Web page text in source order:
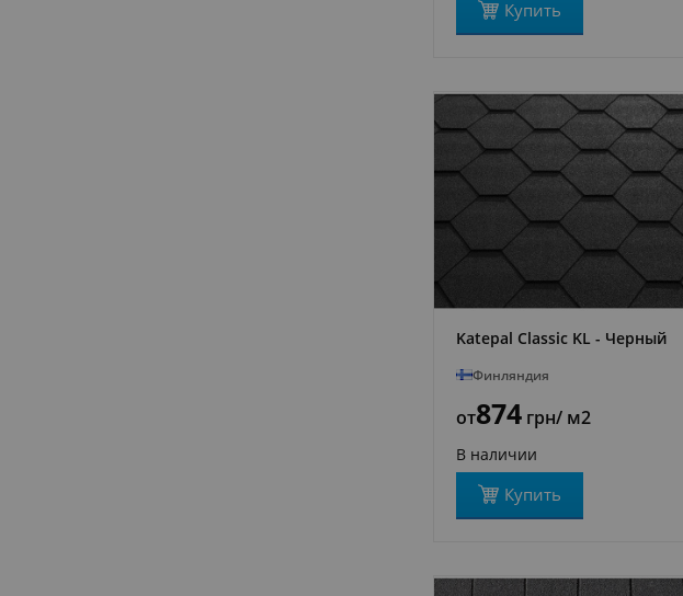
Купить
ПОДРОБНЕЕ
Katepal Classic KL - Черный
Финляндия
от874грн/ м2
В наличии
Купить